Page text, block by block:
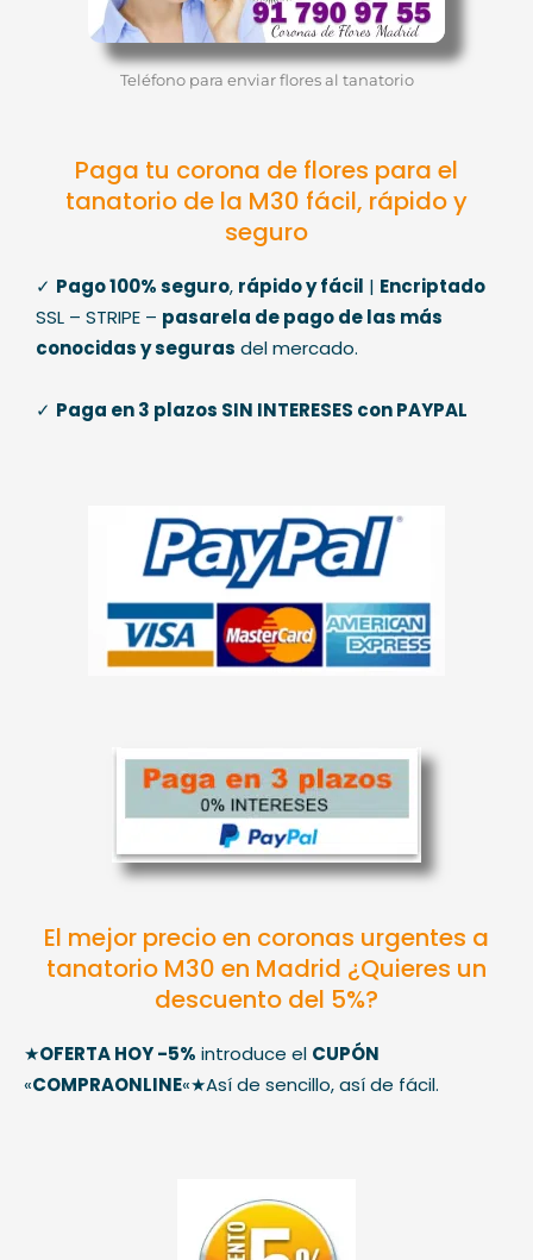
Teléfono para enviar flores al tanatorio
Paga tu corona de flores para el
tanatorio de la M30 fácil, rápido y
seguro
✓ Pago 100% seguro, rápido y fácil | Encriptado
SSL – STRIPE – pasarela de pago de las más
conocidas y seguras del mercado.
✓ Paga en 3 plazos SIN INTERESES con PAYPAL
El mejor precio en coronas urgentes a
tanatorio M30 en Madrid ¿Quieres un
descuento del 5%?
★OFERTA HOY -5% introduce el CUPÓN
«COMPRAONLINE«★Así de sencillo, así de fácil.